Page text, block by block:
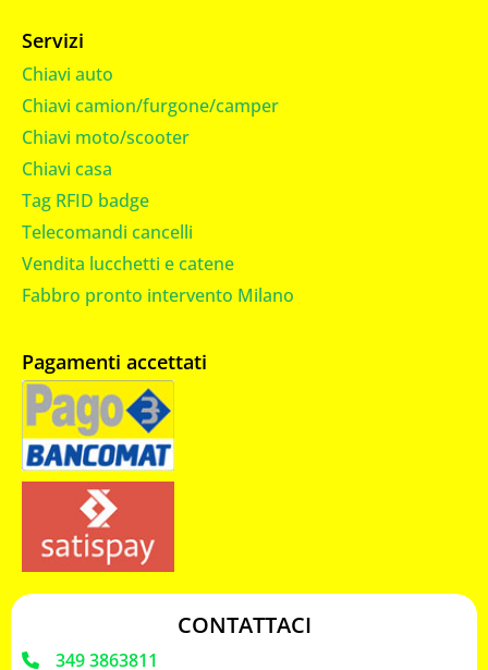
Servizi
Chiavi auto
Chiavi camion/furgone/camper
Chiavi moto/scooter
Chiavi casa
Tag RFID badge
Telecomandi cancelli
Vendita lucchetti e catene
Fabbro pronto intervento Milano
Pagamenti accettati
CONTATTACI
349 3863811